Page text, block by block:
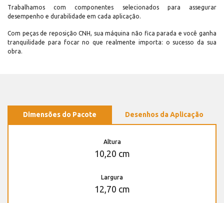
Trabalhamos com componentes selecionados para assegurar
desempenho e durabilidade em cada aplicação.
Com peças de reposição CNH, sua máquina não fica parada e você ganha
tranquilidade para focar no que realmente importa: o sucesso da sua
obra.
Dimensões do Pacote Desenhos da Aplicação
Altura
10,20 cm
Largura
12,70 cm